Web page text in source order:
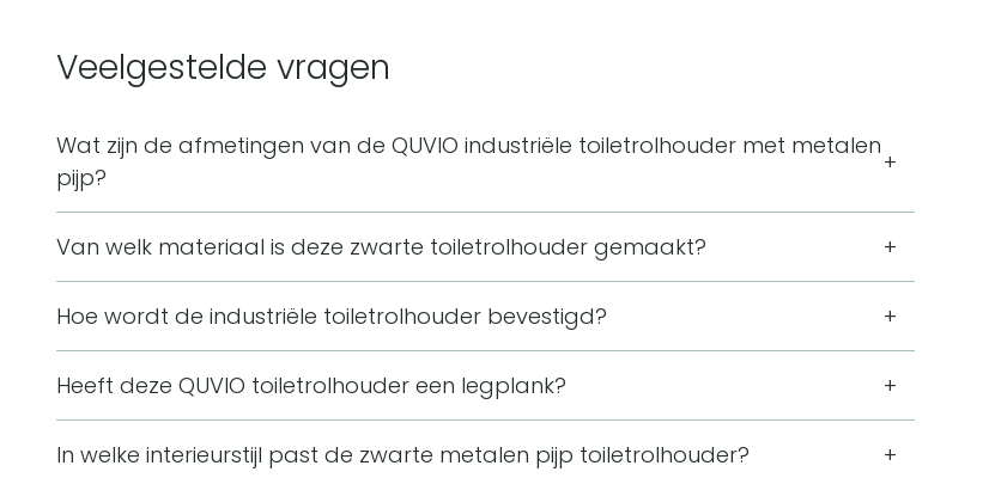
Veelgestelde vragen
Wat zijn de afmetingen van de QUVIO industriële toiletrolhouder met metalen
pijp?
Daarmee is het een compacte wandhouder voor een toiletrol in de toiletruimte of
badkamer.
Van welk materiaal is deze zwarte toiletrolhouder gemaakt?
Hoe wordt de industriële toiletrolhouder bevestigd?
meegeleverd, zodat de houder aan de wand in de toiletruimte of badkamer kan worden
opgehangen.
Heeft deze QUVIO toiletrolhouder een legplank?
waarop de toiletrol wordt geschoven.
In welke interieurstijl past de zwarte metalen pijp toiletrolhouder?